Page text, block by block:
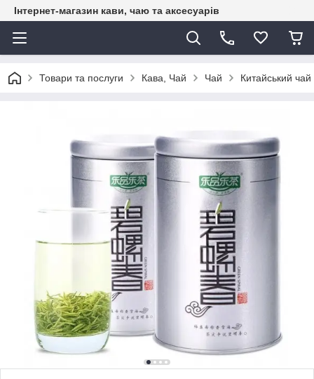
Інтернет-магазин кави, чаю та аксесуарів
Товари та послуги Кава, Чай Чай Китайський чай